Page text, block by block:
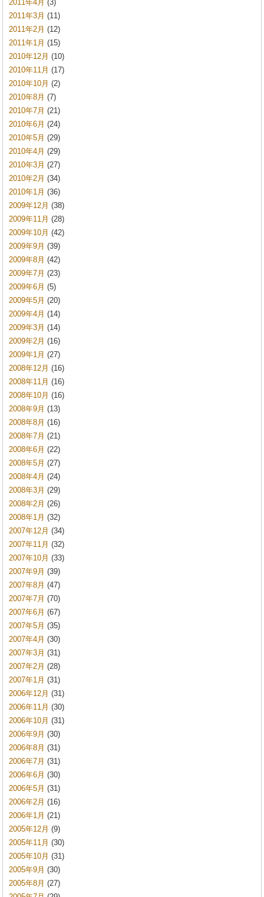
2011年4月 (3)
2011年3月 (11)
2011年2月 (12)
2011年1月 (15)
2010年12月 (10)
2010年11月 (17)
2010年10月 (2)
2010年8月 (7)
2010年7月 (21)
2010年6月 (24)
2010年5月 (29)
2010年4月 (29)
2010年3月 (27)
2010年2月 (34)
2010年1月 (36)
2009年12月 (38)
2009年11月 (28)
2009年10月 (42)
2009年9月 (39)
2009年8月 (42)
2009年7月 (23)
2009年6月 (5)
2009年5月 (20)
2009年4月 (14)
2009年3月 (14)
2009年2月 (16)
2009年1月 (27)
2008年12月 (16)
2008年11月 (16)
2008年10月 (16)
2008年9月 (13)
2008年8月 (16)
2008年7月 (21)
2008年6月 (22)
2008年5月 (27)
2008年4月 (24)
2008年3月 (29)
2008年2月 (26)
2008年1月 (32)
2007年12月 (34)
2007年11月 (32)
2007年10月 (33)
2007年9月 (39)
2007年8月 (47)
2007年7月 (70)
2007年6月 (67)
2007年5月 (35)
2007年4月 (30)
2007年3月 (31)
2007年2月 (28)
2007年1月 (31)
2006年12月 (31)
2006年11月 (30)
2006年10月 (31)
2006年9月 (30)
2006年8月 (31)
2006年7月 (31)
2006年6月 (30)
2006年5月 (31)
2006年2月 (16)
2006年1月 (21)
2005年12月 (9)
2005年11月 (30)
2005年10月 (31)
2005年9月 (30)
2005年8月 (27)